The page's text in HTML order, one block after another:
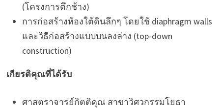
(โครงการตึกช้าง)
การก่อสร้างห้องใต้ดินลึกๆ โดยใช้ diaphragm walls
และวิธีก่อสร้างแบบบนลงล่าง (top-down
construction)
เกียรติคุณที่ได้รับ
ศาสตราจารย์กิตติคุณ สาขาวิศวกรรมโยธา